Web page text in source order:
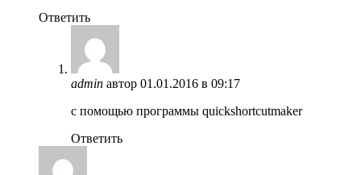
Ответить
admin автор 01.01.2016 в 09:17
с помощью программы quickshortcutmaker
Ответить